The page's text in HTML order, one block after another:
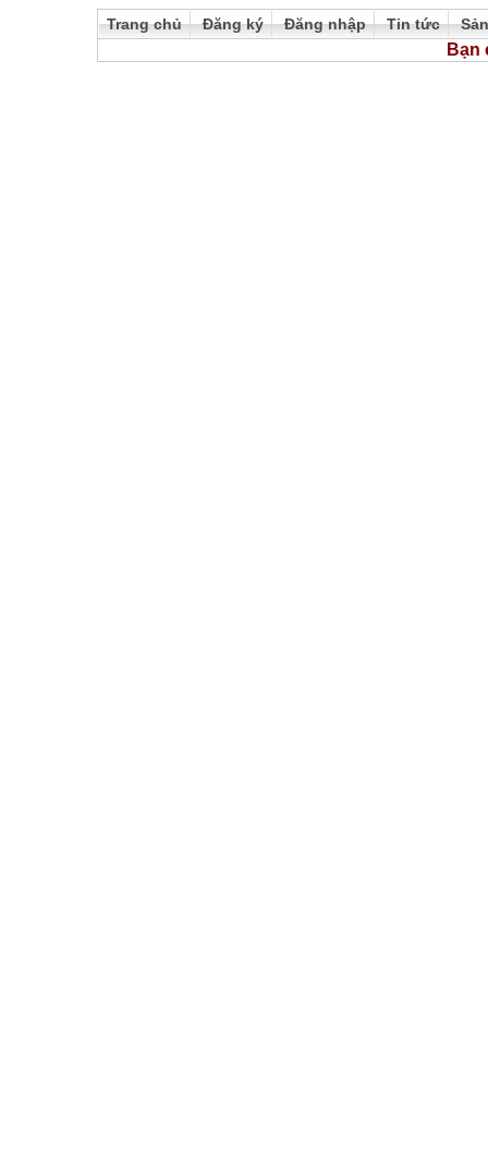
Trang chủ Đăng ký Đăng nhập Tin tức
Bạn